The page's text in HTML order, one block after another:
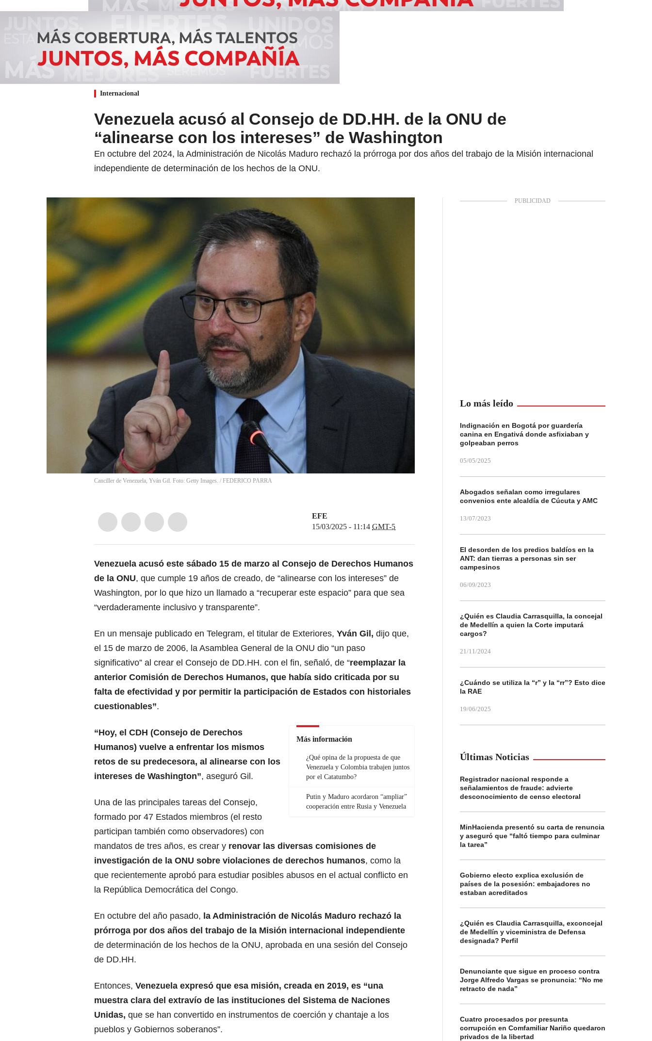
Internacional
Venezuela acusó al Consejo de DD.HH. de la ONU de
“alinearse con los intereses” de Washington
En octubre del 2024, la Administración de Nicolás Maduro rechazó la prórroga por dos años del trabajo de la Misión internacional
independiente de determinación de los hechos de la ONU.
Canciller de Venezuela, Yván Gil. Foto: Getty Images. / FEDERICO PARRA
EFE
15/03/2025 - 11:14 GMT-5
Venezuela acusó este sábado 15 de marzo al Consejo de Derechos Humanos
de la ONU, que cumple 19 años de creado, de “alinearse con los intereses” de
Washington, por lo que hizo un llamado a “recuperar este espacio” para que sea
“verdaderamente inclusivo y transparente”.
En un mensaje publicado en Telegram, el titular de Exteriores, Yván Gil, dijo que,
el 15 de marzo de 2006, la Asamblea General de la ONU dio “un paso
significativo” al crear el Consejo de DD.HH. con el fin, señaló, de “reemplazar la
anterior Comisión de Derechos Humanos, que había sido criticada por su
falta de efectividad y por permitir la participación de Estados con historiales
cuestionables”.
Más información
¿Qué opina de la propuesta de que
Venezuela y Colombia trabajen juntos
por el Catatumbo?
Putin y Maduro acordaron “ampliar”
cooperación entre Rusia y Venezuela
“Hoy, el CDH (Consejo de Derechos
Humanos) vuelve a enfrentar los mismos
retos de su predecesora, al alinearse con los
intereses de Washington”, aseguró Gil.
Una de las principales tareas del Consejo,
formado por 47 Estados miembros (el resto
participan también como observadores) con
mandatos de tres años, es crear y renovar las diversas comisiones de
investigación de la ONU sobre violaciones de derechos humanos, como la
que recientemente aprobó para estudiar posibles abusos en el actual conflicto en
la República Democrática del Congo.
En octubre del año pasado, la Administración de Nicolás Maduro rechazó la
prórroga por dos años del trabajo de la Misión internacional independiente
de determinación de los hechos de la ONU, aprobada en una sesión del Consejo
de DD.HH.
Entonces, Venezuela expresó que esa misión, creada en 2019, es “una
muestra clara del extravío de las instituciones del Sistema de Naciones
Unidas, que se han convertido en instrumentos de coerción y chantaje a los
pueblos y Gobiernos soberanos”.
Lo más leído
Indignación en Bogotá por guardería
canina en Engativá donde asfixiaban y
golpeaban perros
05/05/2025
Abogados señalan como irregulares
convenios ente alcaldía de Cúcuta y AMC
13/07/2023
El desorden de los predios baldíos en la
ANT: dan tierras a personas sin ser
campesinos
06/09/2023
¿Quién es Claudia Carrasquilla, la concejal
de Medellín a quien la Corte imputará
cargos?
21/11/2024
¿Cuándo se utiliza la “r” y la “rr”? Esto dice
la RAE
19/06/2025
Últimas Noticias
Registrador nacional responde a
señalamientos de fraude: advierte
desconocimiento de censo electoral
MinHacienda presentó su carta de renuncia
y aseguró que “faltó tiempo para culminar
la tarea”
Gobierno electo explica exclusión de
países de la posesión: embajadores no
estaban acreditados
¿Quién es Claudia Carrasquilla, exconcejal
de Medellín y viceministra de Defensa
designada? Perfil
Denunciante que sigue en proceso contra
Jorge Alfredo Vargas se pronuncia: “No me
retracto de nada”
Cuatro procesados por presunta
corrupción en Comfamiliar Nariño quedaron
privados de la libertad